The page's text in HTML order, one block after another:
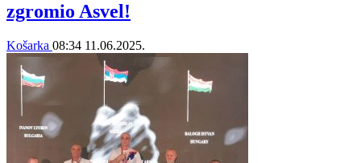
zgromio Asvel!
Košarka 08:34 11.06.2025.